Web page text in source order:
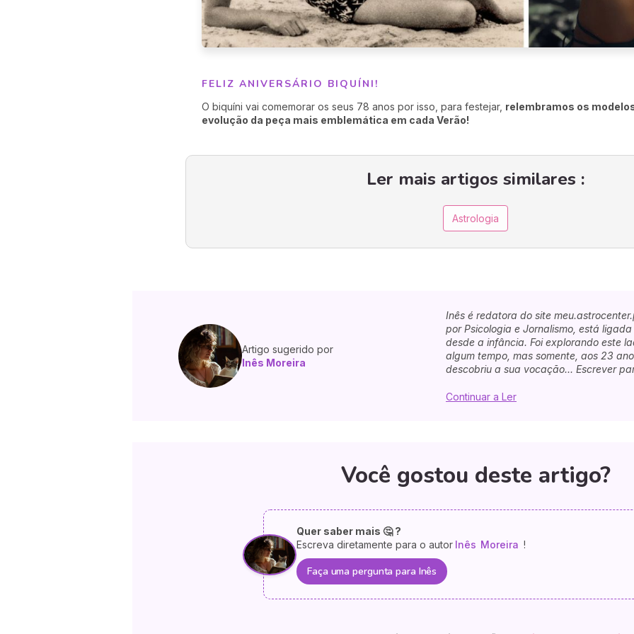
FELIZ ANIVERSÁRIO BIQUÍNI!
O biquíni vai comemorar os seus 78 anos por isso, para festejar, relembramos os
evolução da peça mais emblemática em cada Verão!
Ler mais artigos similares :
Astrologia
Artigo sugerido por
Inês Moreira
Inês é redatora do site
por Psicologia e Jornalismo, está
desde a infância. Foi explorando este
algum tempo, mas somente, aos 23
descobriu a sua vocação... Escrever
Continuar a Ler
Você gostou deste artigo?
Quer saber mais 🤔 ?
Escreva diretamente para o autor Inês Moreira !
Faça uma pergunta para Inês